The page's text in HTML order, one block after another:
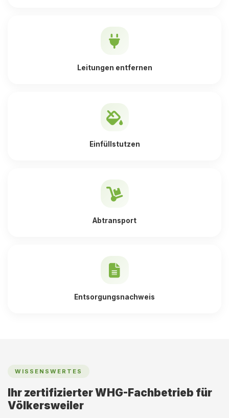
Leitungen entfernen
Einfüllstutzen
Abtransport
Entsorgungsnachweis
WISSENSWERTES
Ihr zertifizierter WHG-Fachbetrieb für
Völkersweiler